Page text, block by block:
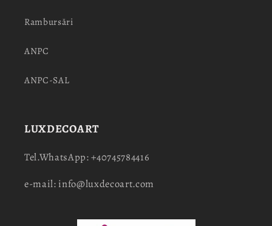
Rambursări
ANPC
ANPC-SAL
LUXDECOART
Tel.WhatsApp: +40745784416
e-mail: info@luxdecoart.com